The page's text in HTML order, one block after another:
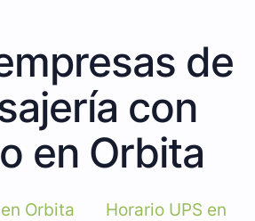
de
con
en Orbita
Orbita
Horario UPS en